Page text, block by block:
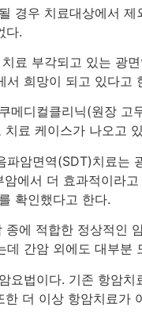
경우 치료대상에서
다.
료 부각되고 있는 광
서 희망이 되고 있다고
메디컬클리닉(원장
료 케이스가 나오고
파암면역(SDT)치료는
에서 더 효과적이라
확인했다고 한다.
에 적합한 정상적인
데 간암 외에도 대부분
요법이다. 기존 항암
더 이상 항암치료가